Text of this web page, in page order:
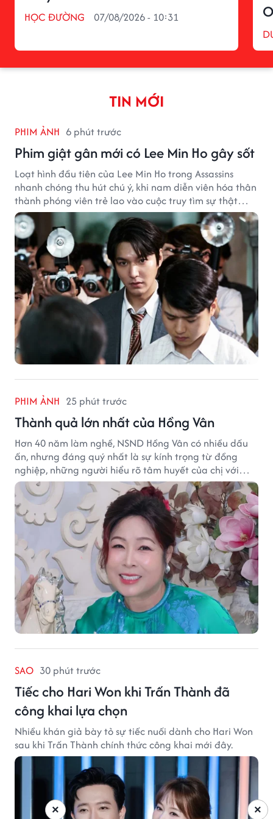
HỌC ĐƯỜNG 07/08/2026 - 10:31
TIN MỚI
PHIM ẢNH 6 phút trước
Phim giật gân mới có Lee Min Ho gây sốt
Loạt hình đầu tiên của Lee Min Ho trong Assassins
nhanh chóng thu hút chú ý, khi nam diễn viên hóa thân
thành phóng viên trẻ lao vào cuộc truy tìm sự thật
phía sau một vụ ám sát gây chấn động Hàn Quốc.
PHIM ẢNH 25 phút trước
Thành quả lớn nhất của Hồng Vân
Hơn 40 năm làm nghề, NSND Hồng Vân có nhiều dấu
ấn, nhưng đáng quý nhất là sự kính trọng từ đồng
nghiệp, những người hiểu rõ tâm huyết của chị với
nghệ thuật.
SAO 30 phút trước
Tiếc cho Hari Won khi Trấn Thành đã
công khai lựa chọn
Nhiều khán giả bày tỏ sự tiếc nuối dành cho Hari Won
sau khi Trấn Thành chính thức công khai mới đây.
×
×